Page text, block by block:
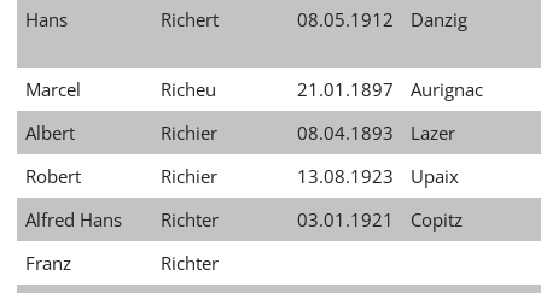
Hans
Richert 08.05.1912 Danzig
Marcel Richeu 21.01.1897
Aurignac
Albert
Richier 08.04.1893
Lazer
Robert
Richier 13.08.1923
Upaix
Alfred Hans
Richter 03.01.1921
Copitz
Franz
Richter